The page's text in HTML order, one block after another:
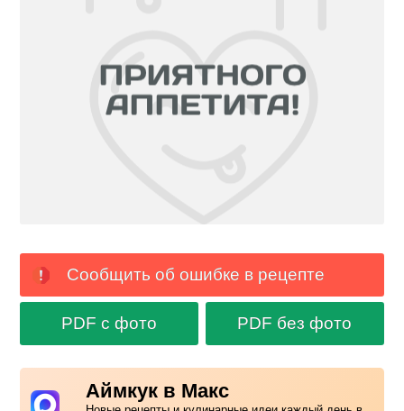
Сообщить об ошибке в рецепте
PDF с фото PDF без фото
Аймкук в Макс